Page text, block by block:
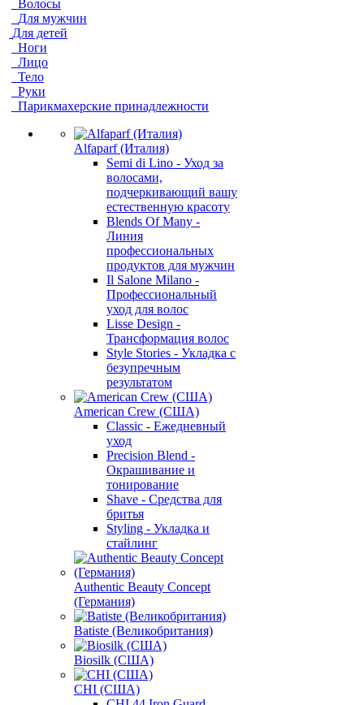
Волосы
Для мужчин
Для детей
Ноги
Лицо
Тело
Руки
Парикмахерские принадлежности
Alfaparf (Италия)
Semi di Lino - Уход за
волосами,
подчеркивающий вашу
естественную красоту
Blends Of Many -
Линия
профессиональных
продуктов для мужчин
Il Salone Milano -
Профессиональный
уход для волос
Lisse Design -
Трансформация волос
Style Stories - Укладка с
безупречным
результатом
American Crew (США)
Classic - Ежедневный
уход
Precision Blend -
Окрашивание и
тонирование
Shave - Средства для
бритья
Styling - Укладка и
стайлинг
Authentic Beauty Concept
(Германия)
Batiste (Великобритания)
Biosilk (США)
CHI (США)